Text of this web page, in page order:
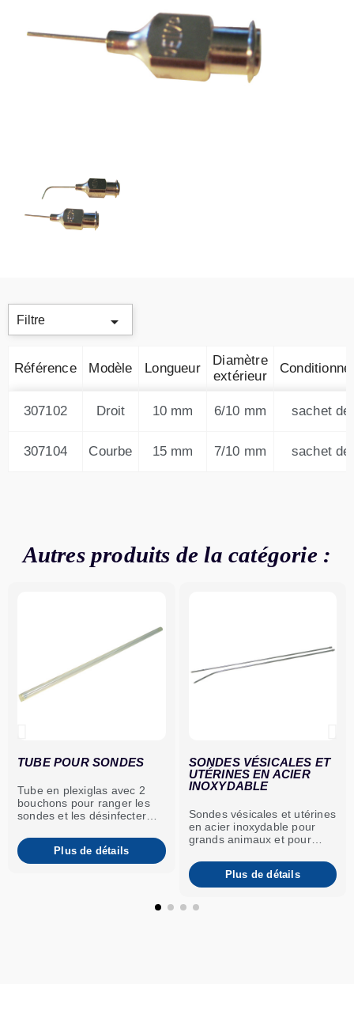
Filtre 
Référence Modèle Longueur
Diamètre
extérieur
307102 Droit 10 mm 6/10 mm sachet de
307104 Courbe 15 mm 7/10 mm sachet de
Autres produits de la catégorie :
TUBE POUR SONDES
Tube en plexiglas avec 2
bouchons pour ranger les
sondes et les désinfecter
Plus de détails
SONDES VÉSICALES ET
UTÉRINES EN ACIER
INOXYDABLE
Sondes vésicales et utérines
en acier inoxydable pour
grands animaux et pour
Plus de détails